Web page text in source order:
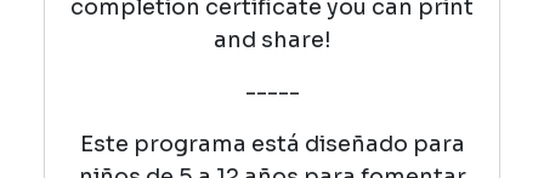
completion certificate you can print
and share!
-----
Este programa está diseñado para